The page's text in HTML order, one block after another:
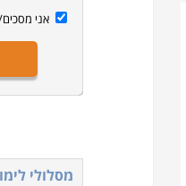
אני
מסלולי